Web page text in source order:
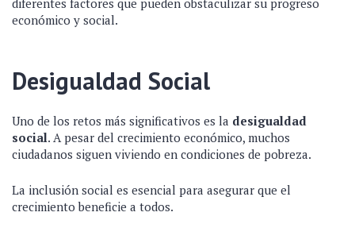
diferentes factores que pueden obstaculizar su progreso
económico y social.
Desigualdad Social
Uno de los retos más significativos es la desigualdad
social. A pesar del crecimiento económico, muchos
ciudadanos siguen viviendo en condiciones de pobreza.
La inclusión social es esencial para asegurar que el
crecimiento beneficie a todos.